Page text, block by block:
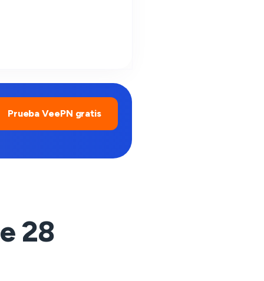
Prueba VeePN gratis
28